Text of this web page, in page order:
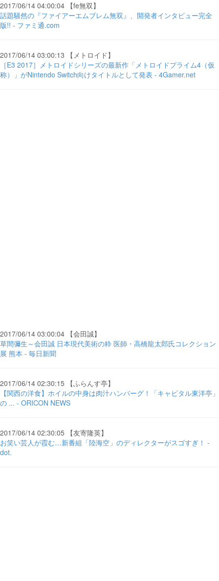
2017/06/14 04:00:04 【fe無双】
話題騒然の『ファイアーエムブレム無双』、開発者インタビュー完全
版!! - ファミ通.com
2017/06/14 03:00:13 【メトロイド】
［E3 2017］メトロイドシリーズの最新作「メトロイドプライム4（仮
称）」がNintendo Switch向けタイトルとして発表 - 4Gamer.net
2017/06/14 03:00:04 【会田誠】
草間彌生～会田誠 日本現代美術の粋 医師・高橋龍太郎氏コレクション
展 熊本 - 毎日新聞
2017/06/14 02:30:15 【ふらんす亭】
【関西の洋食】ホイルの中身は肉汁ハンバーグ！「キャピタル東洋亭」
の ... - ORICON NEWS
2017/06/14 02:30:05 【友寄隆英】
お笑い芸人が霞む…新番組「陸海空」のディレクターがスゴすぎ！ -
dot.